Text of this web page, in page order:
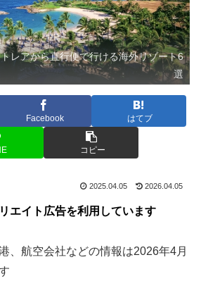
レアから直行便で行ける海外リゾート6
選
Facebook はてブ
コピー
2025.04.05 2026.04.05
エイト広告を利用しています
、航空会社などの情報は2026年4月